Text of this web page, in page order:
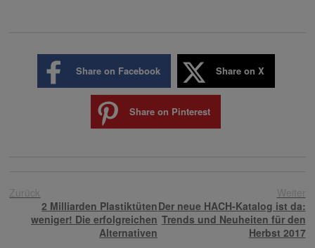
Share on Facebook Share on X
Share on Pinterest
Zurück
2 Milliarden Plastiktüten
weniger! Die erfolgreichen
Alternativen
Weiter
Der neue HACH-Katalog ist da:
Trends und Neuheiten für den
Herbst 2017